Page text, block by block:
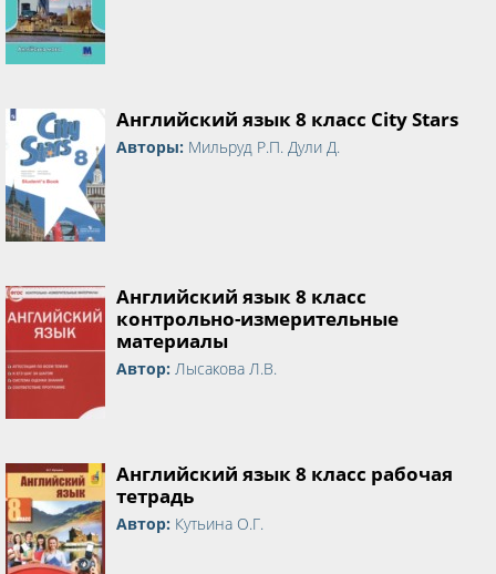
Английский язык 8 класс City Stars
Авторы: Мильруд Р.П. Дули Д.
Английский язык 8 класс
контрольно-измерительные
материалы
Автор: Лысакова Л.В.
Английский язык 8 класс рабочая
тетрадь
Автор: Кутьина О.Г.